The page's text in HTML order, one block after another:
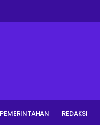
PEMERINTAHAN REDAKSI